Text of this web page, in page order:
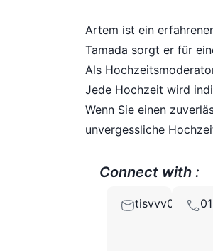
Artem ist ein
Tamada sorgt er für
Als
Jede Hochzeit wird
Wenn Sie einen
unvergessliche
Connect with :